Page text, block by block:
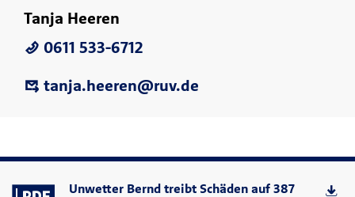
Tanja Heeren
0611 533-6712
tanja.heeren@ruv.de
Unwetter Bernd treibt Schäden auf 387